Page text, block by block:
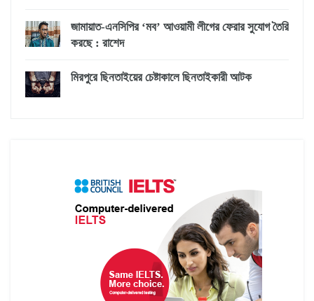
জামায়াত-এনসিপির ‘মব’ আওয়ামী লীগের ফেরার সুযোগ তৈরি
করছে : রাশেদ
মিরপুরে ছিনতাইয়ের চেষ্টাকালে ছিনতাইকারী আটক